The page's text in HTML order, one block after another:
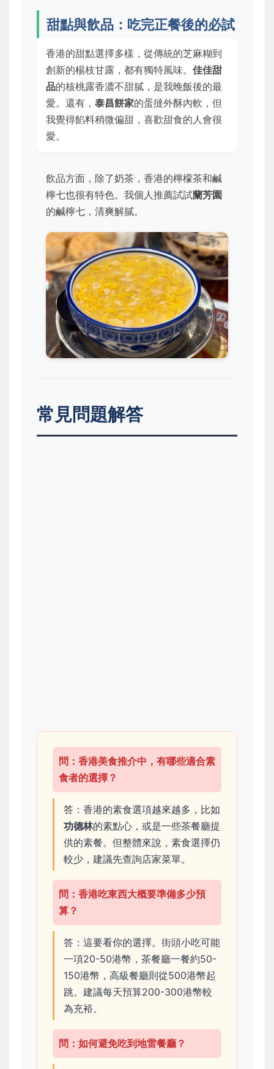
甜點與飲品：吃完正餐後的必試
香港的甜點選擇多樣，從傳統的芝麻糊到
創新的楊枝甘露，都有獨特風味。 佳佳甜
品的核桃露香濃不甜膩，是我晚飯後的最
愛。還有， 泰昌餅家的蛋撻外酥內軟，但
我覺得餡料稍微偏甜，喜歡甜食的人會很
愛。
飲品方面，除了奶茶，香港的檸檬茶和鹹
檸七也很有特色。我個人推薦試試蘭芳園
的鹹檸七，清爽解膩。
常見問題解答
問：香港美食推介中，有哪些適合素
食者的選擇？
答：香港的素食選項越來越多，比如
功德林的素點心，或是一些茶餐廳提
供的素餐。但整體來說，素食選擇仍
較少，建議先查詢店家菜單。
問：香港吃東西大概要準備多少預
算？
答：這要看你的選擇。街頭小吃可能
一項20-50港幣，茶餐廳一餐約50-
150港幣，高級餐廳則從500港幣起
跳。建議每天預算200-300港幣較
為充裕。
問：如何避免吃到地雷餐廳？